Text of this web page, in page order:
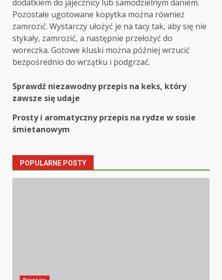
dodatkiem do jajecznicy lub samodzielnym daniem.
Pozostałe ugotowane kopytka można również
zamrozić. Wystarczy ułożyć je na tacy tak, aby się nie
stykały, zamrozić, a następnie przełożyć do
woreczka. Gotowe kluski można później wrzucić
bezpośrednio do wrzątku i podgrzać.
Post
navigation
Sprawdź niezawodny przepis na keks, który
zawsze się udaje
Prosty i aromatyczny przepis na rydze w sosie
śmietanowym
POPULARNE POSTY